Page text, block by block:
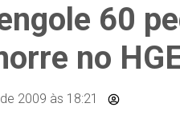
60
no
2009 às 18:21